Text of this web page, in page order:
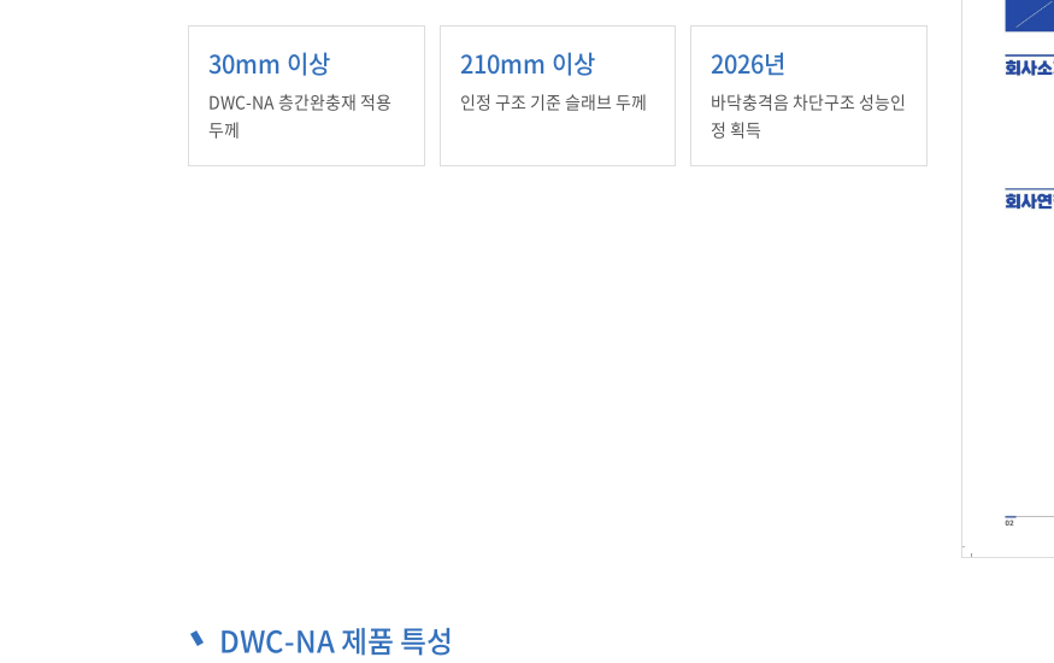
30mm 이상
DWC-NA 층간완충재 적용
두께
210mm 이상
인정 구조 기준 슬래브 두께
2026년
바닥충격음 차단구조 성능인
정 획득
DWC-NA 제품 특성